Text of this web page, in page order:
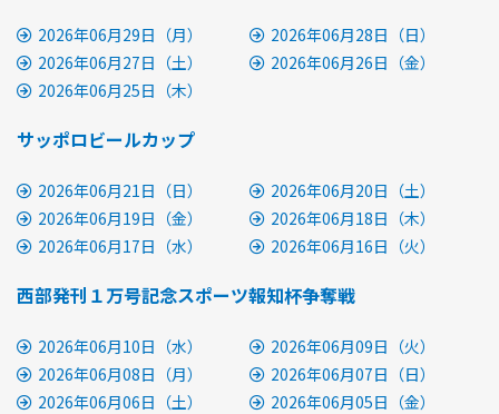
2026年06月29日（月）
2026年06月28日（日）
2026年06月27日（土）
2026年06月26日（金）
2026年06月25日（木）
サッポロビールカップ
2026年06月21日（日）
2026年06月20日（土）
2026年06月19日（金）
2026年06月18日（木）
2026年06月17日（水）
2026年06月16日（火）
西部発刊１万号記念スポーツ報知杯争奪戦
2026年06月10日（水）
2026年06月09日（火）
2026年06月08日（月）
2026年06月07日（日）
2026年06月06日（土）
2026年06月05日（金）